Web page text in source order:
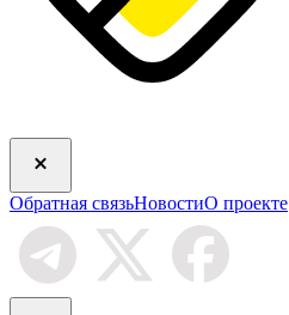
Обратная связьНовостиО проекте